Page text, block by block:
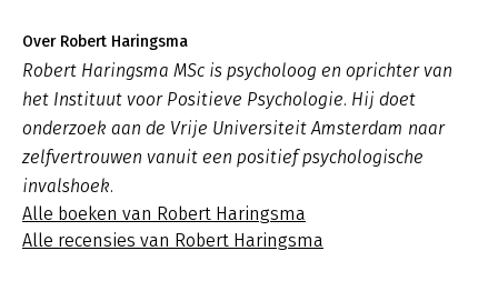
Over Robert Haringsma
Robert Haringsma MSc is psycholoog en oprichter van
het Instituut voor Positieve Psychologie. Hij doet
onderzoek aan de Vrije Universiteit Amsterdam naar
zelfvertrouwen vanuit een positief psychologische
invalshoek.
Alle boeken van Robert Haringsma
Alle recensies van Robert Haringsma